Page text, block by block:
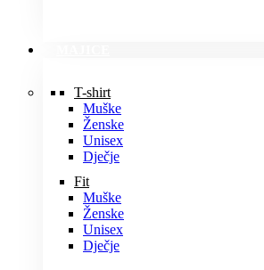
T-shirt
Muške
Ženske
Unisex
Dječje
Fit
Muške
Ženske
Unisex
Dječje